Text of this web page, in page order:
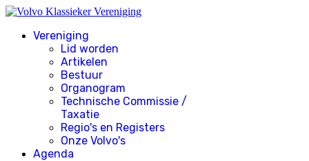
Vereniging
Lid worden
Artikelen
Bestuur
Organogram
Technische Commissie /
Taxatie
Regio's en Registers
Onze Volvo's
Agenda